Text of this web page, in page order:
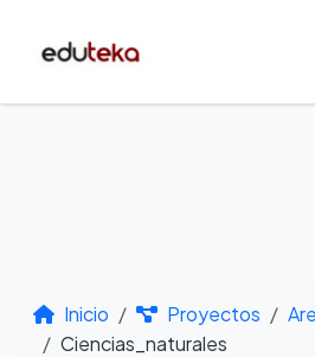
Inicio Proyectos
Ciencias_naturales